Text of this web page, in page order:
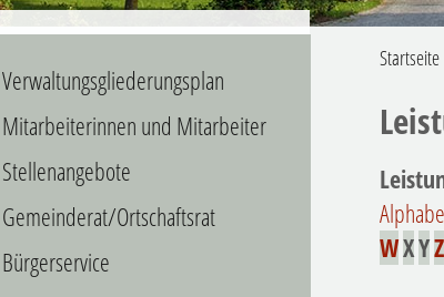
Verwaltungsgliederungsplan
Mitarbeiterinnen und Mitarbeiter
Stellenangebote
Gemeinderat/Ortschaftsrat
Bürgerservice
Startseite
WXYZ